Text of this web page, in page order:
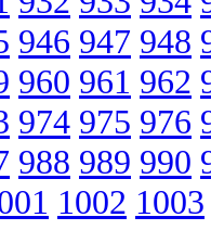
946 947 948
960 961 962
974 975 976
988 989 990
1002 1003